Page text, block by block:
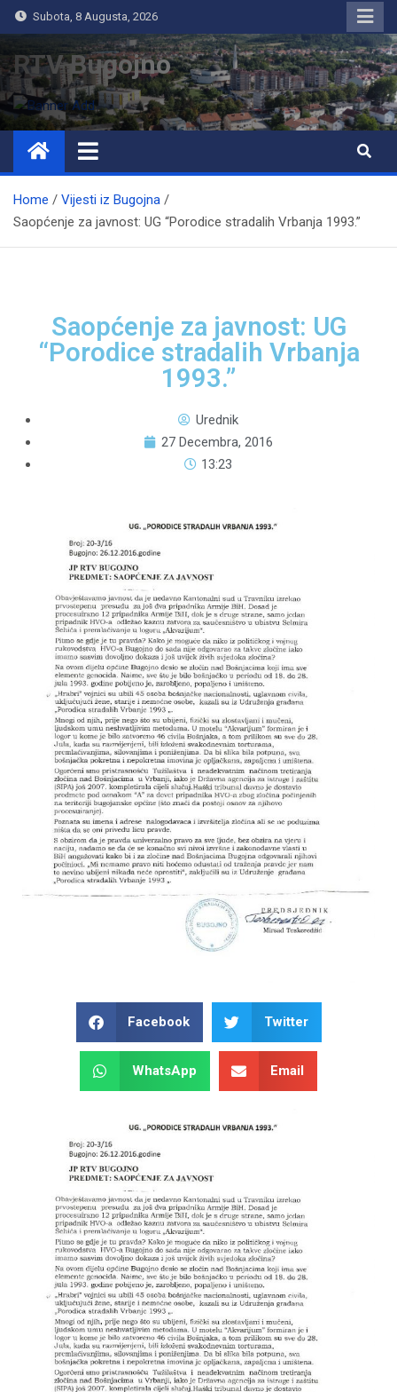
Subota, 8 Augusta, 2026
RTV Bugojno
Home
Vijesti iz Bugojna
Saopćenje za javnost: UG “Porodice stradalih Vrbanja 1993.”
Saopćenje za javnost: UG
“Porodice stradalih Vrbanja
1993.”
Urednik
27 Decembra, 2016
13:23
Facebook Twitter
WhatsApp Email